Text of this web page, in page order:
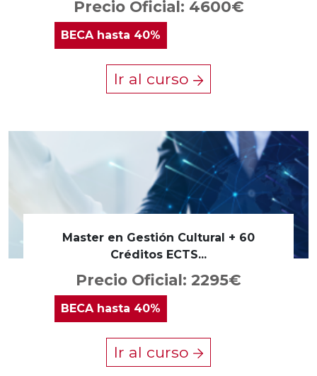
Precio Oficial: 4600€
BECAhasta 40%
Ir al curso
Master en Gestión Cultural + 60
Créditos ECTS...
Precio Oficial: 2295€
BECA hasta 40%
Ir al curso